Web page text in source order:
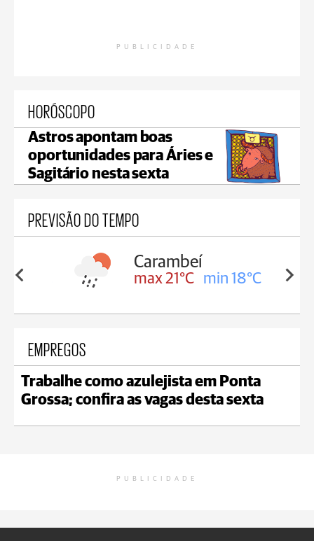
PUBLICIDADE
HORÓSCOPO
Astros apontam boas
oportunidades para Áries e
Sagitário nesta sexta
PREVISÃO DO TEMPO
18°C
Carambeí
max 21°C min 18°C
EMPREGOS
Trabalhe como azulejista em Ponta
Grossa; confira as vagas desta sexta
PUBLICIDADE